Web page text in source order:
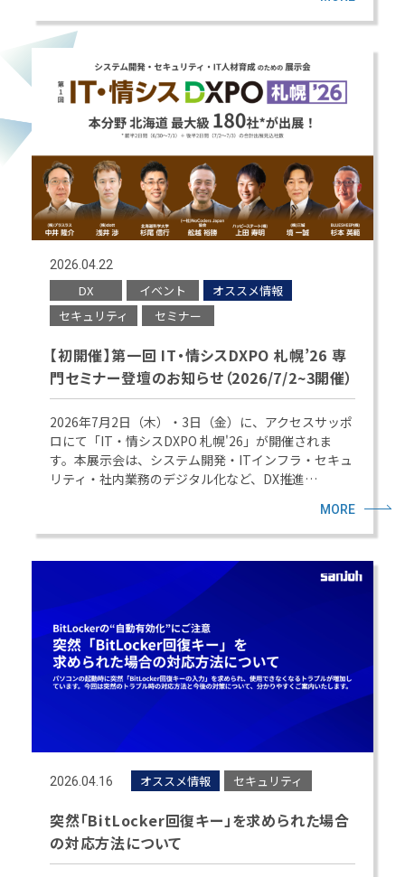
2026.04.22
DX イベント
オススメ情報
セキュリティ
セミナー
【初開催】第一回 IT・情シスDXPO 札幌’26 専
門セミナー登壇のお知らせ（2026/7/2~3開催）
2026年7月2日（木）・3日（金）に、アクセスサッポ
ロにて「IT・情シスDXPO 札幌'26」が開催されま
す。本展示会は、システム開発・ITインフラ・セキュ
リティ・社内業務のデジタル化など、DX推進…
MORE
2026.04.16 オススメ情報 セキュリティ
突然「BitLocker回復キー」を求められた場合
の対応方法について